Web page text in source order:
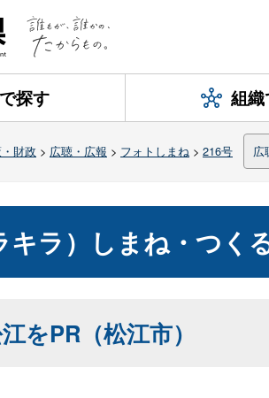
探す 組
財政 > 広聴・広報 > フォトしまね > 216号 広
キラ）しまね・つく
をPR（松江市）